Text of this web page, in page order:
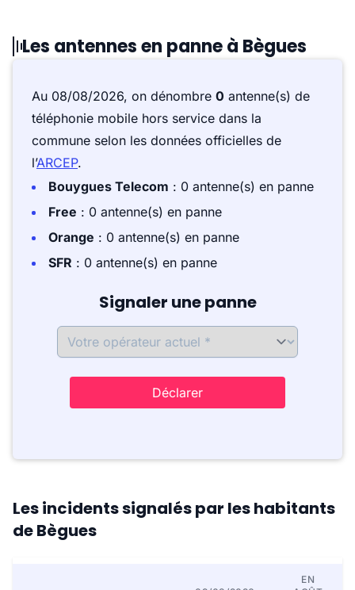
Les antennes en panne à Bègues
Au 08/08/2026, on dénombre 0 antenne(s) de
téléphonie mobile hors service dans la
commune selon les données officielles de
l’ARCEP.
Bouygues Telecom : 0 antenne(s) en panne
Free : 0 antenne(s) en panne
Orange : 0 antenne(s) en panne
SFR : 0 antenne(s) en panne
Signaler une panne
Déclarer
Les incidents signalés par les habitants
de Bègues
EN